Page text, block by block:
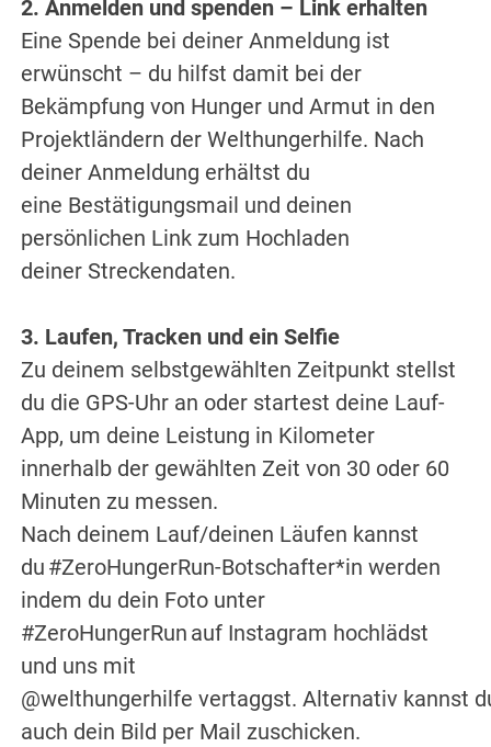
2. Anmelden und spenden – Link erhalten
Eine Spende bei deiner Anmeldung ist
erwünscht – du hilfst damit bei der
Bekämpfung von Hunger und Armut in den
Projektländern der Welthungerhilfe. Nach
deiner Anmeldung erhältst du
eine Bestätigungsmail und deinen
persönlichen Link zum Hochladen
deiner Streckendaten.
3. Laufen, Tracken und ein Selfie
Zu deinem selbstgewählten Zeitpunkt stellst
du die GPS-Uhr an oder startest deine Lauf-
App, um deine Leistung in Kilometer
innerhalb der gewählten Zeit von 30 oder 60
Minuten zu messen.
Nach deinem Lauf/deinen Läufen kannst
du #ZeroHungerRun-Botschafter*in werden
indem du dein Foto unter
#ZeroHungerRun auf Instagram hochlädst
und uns mit
@welthungerhilfe vertaggst. Alternativ kannst
auch dein Bild per Mail zuschicken.